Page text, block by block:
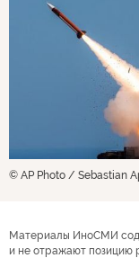
© AP Photo / Sebastian
Материалы ИноСМИ
и не отражают